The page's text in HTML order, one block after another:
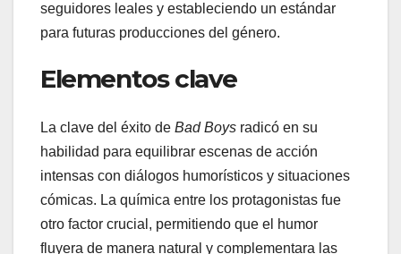
seguidores leales y estableciendo un estándar
para futuras producciones del género.
Elementos clave
La clave del éxito de Bad Boys radicó en su
habilidad para equilibrar escenas de acción
intensas con diálogos humorísticos y situaciones
cómicas. La química entre los protagonistas fue
otro factor crucial, permitiendo que el humor
fluyera de manera natural y complementara las